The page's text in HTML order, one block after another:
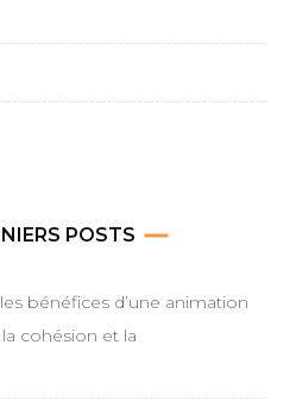
POSTS
bénéfices d’une animation
cohésion et la